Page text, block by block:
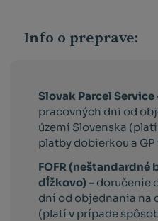
Info o preprave:
Slovak Parcel Service
pracovných dni od
území Slovenska
platby dobierkou a GP
FOFR (neštandardné
dĺžkovo) – doručenie
dní od objednania na
(platí v prípade